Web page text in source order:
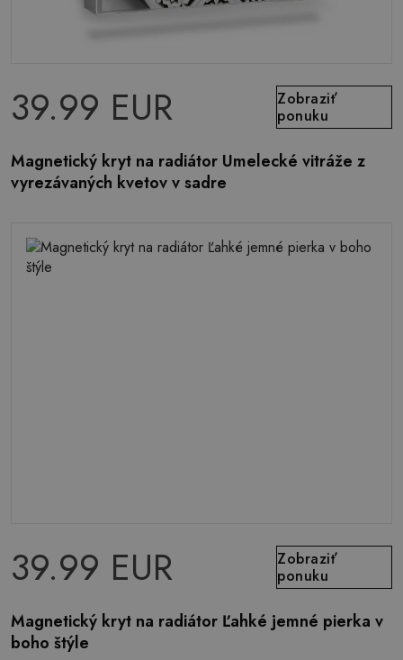
39.99 EUR
Zobraziť
ponuku
Magnetický kryt na radiátor Umelecké vitráže z
vyrezávaných kvetov v sadre
39.99 EUR
Zobraziť
ponuku
Magnetický kryt na radiátor Ľahké jemné pierka v
boho štýle